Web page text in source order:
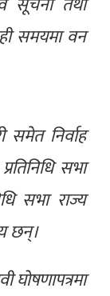
समयमा वन
समेत निर्वाह
सभा
सभा राज्य
छन्।
घोषणापत्रमा